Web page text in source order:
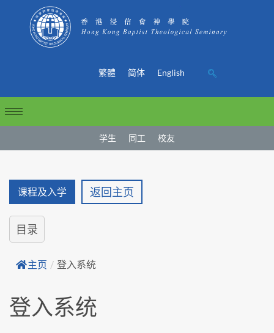
繁體 简体 English
学生 同工 校友
课程及入学 返回主页
目录
主页 / 登入系统
登入系统